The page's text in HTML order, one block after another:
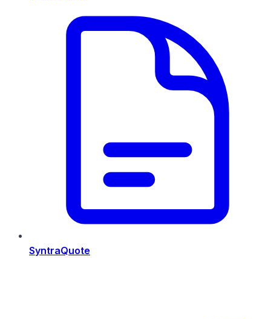
SyntraQuote